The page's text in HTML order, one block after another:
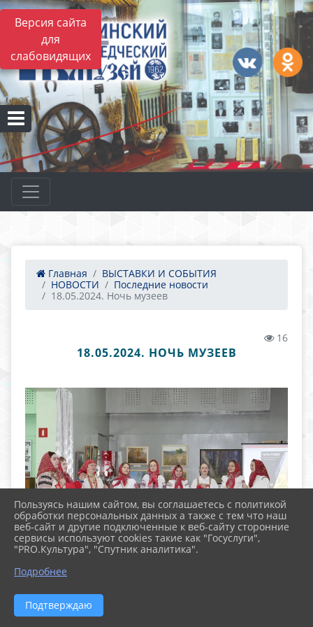
Версия сайта
для
слабовидящих
Главная
ВЫСТАВКИ И СОБЫТИЯ
НОВОСТИ
Последние новости
18.05.2024. Ночь музеев
16
18.05.2024. НОЧЬ МУЗЕЕВ
Пользуясь нашим сайтом, вы соглашаетесь с политикой
обработки персональных данных а также с тем что наш
веб-сайт и другие подключенные к веб-сайту сторонние
сервисы используют cookies такие как "Госуслуги",
"PRO.Культура", "Спутник аналитика".
Подробнее
Подтверждаю